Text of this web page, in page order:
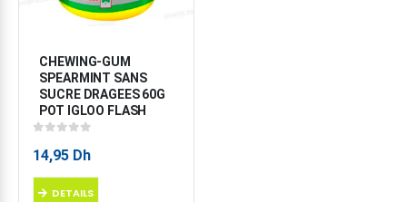
CHEWING-GUM
SPEARMINT SANS
SUCRE DRAGEES 60G
POT IGLOO FLASH
14,95 Dh
DETAILS